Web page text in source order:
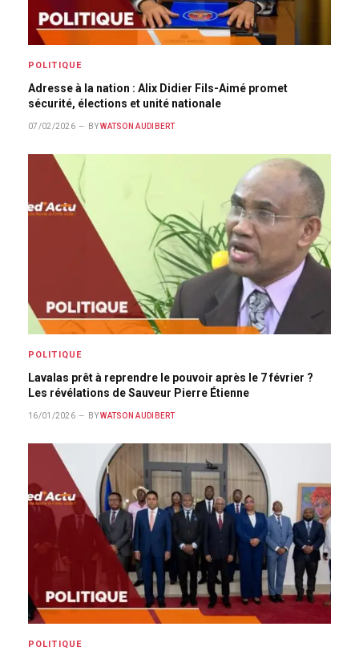
POLITIQUE
Adresse à la nation : Alix Didier Fils-Aimé promet
sécurité, élections et unité nationale
07/02/2026 BY WATSON AUDIBERT
POLITIQUE
Lavalas prêt à reprendre le pouvoir après le 7 février ?
Les révélations de Sauveur Pierre Étienne
16/01/2026 BY WATSON AUDIBERT
POLITIQUE